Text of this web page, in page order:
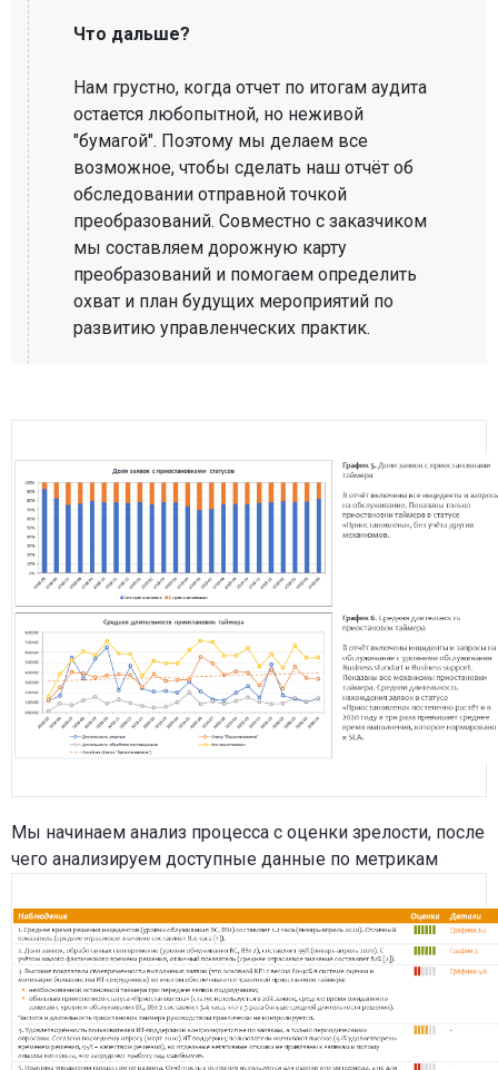
Что дальше?
Нам грустно, когда отчет по итогам аудита
остается любопытной, но неживой
"бумагой". Поэтому мы делаем все
возможное, чтобы сделать наш отчёт об
обследовании отправной точкой
преобразований. Совместно с заказчиком
мы составляем дорожную карту
преобразований и помогаем определить
охват и план будущих мероприятий по
развитию управленческих практик.
Мы начинаем анализ процесса с оценки зрелости, после
чего анализируем доступные данные по метрикам